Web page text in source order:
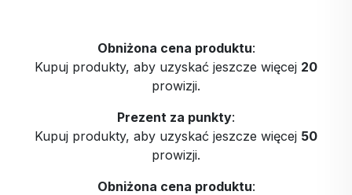
Obniżona cena produktu:
Kupuj produkty, aby uzyskać jeszcze więcej 20
prowizji.
Prezent za punkty:
Kupuj produkty, aby uzyskać jeszcze więcej 50
prowizji.
Obniżona cena produktu: